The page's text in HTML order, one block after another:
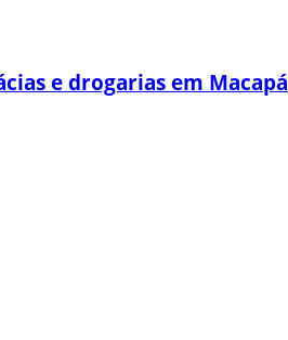
e drogarias em Macapá